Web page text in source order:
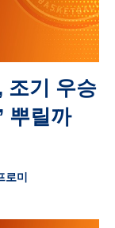
조기 우승
뿌릴까
미